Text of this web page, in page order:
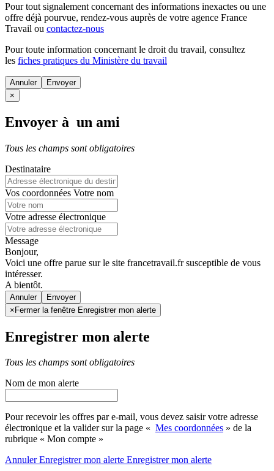
Pour tout signalement concernant des informations inexactes ou une
offre déjà pourvue, rendez-vous auprès de votre agence France
Travail ou contactez-nous
Pour toute information concernant le droit du travail, consultez
les fiches pratiques du Ministère du travail
Annuler
×
Envoyer à un ami
Tous les champs sont obligatoires
Destinataire
Vos coordonnées Votre nom
Votre adresse électronique
Message
Bonjour,
Voici une offre parue sur le site francetravail.fr susceptible de vous
intéresser.
A bientôt.
Annuler
×Fermer la fenêtre Enregistrer mon alerte
Enregistrer mon alerte
Tous les champs sont obligatoires
Nom de mon alerte
Pour recevoir les offres par e-mail, vous devez saisir votre adresse
électronique et la valider sur la page « Mes coordonnées » de la
rubrique « Mon compte »
AnnulerEnregistrer mon alerte Enregistrermon alerte